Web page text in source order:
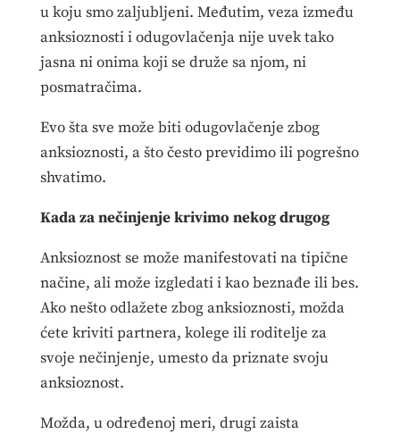
u koju smo zaljubljeni. Međutim, veza između
anksioznosti i odugovlačenja nije uvek tako
jasna ni onima koji se druže sa njom, ni
posmatračima.
Evo šta sve može biti odugovlačenje zbog
anksioznosti, a što često previdimo ili pogrešno
shvatimo.
Kada za nečinjenje krivimo nekog drugog
Anksioznost se može manifestovati na tipične
načine, ali može izgledati i kao beznađe ili bes.
Ako nešto odlažete zbog anksioznosti, možda
ćete kriviti partnera, kolege ili roditelje za
svoje nečinjenje, umesto da priznate svoju
anksioznost.
Možda, u određenoj meri, drugi zaista